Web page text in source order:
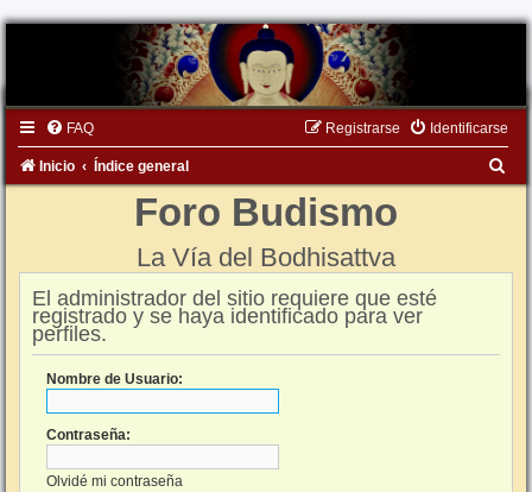
FAQ Identificarse
Registrarse
Inicio Índice general
Foro Budismo
La Vía del Bodhisattva
El administrador del sitio requiere que esté
registrado y se haya identificado para ver
perfiles.
Nombre de Usuario:
Contraseña:
Olvidé mi contraseña